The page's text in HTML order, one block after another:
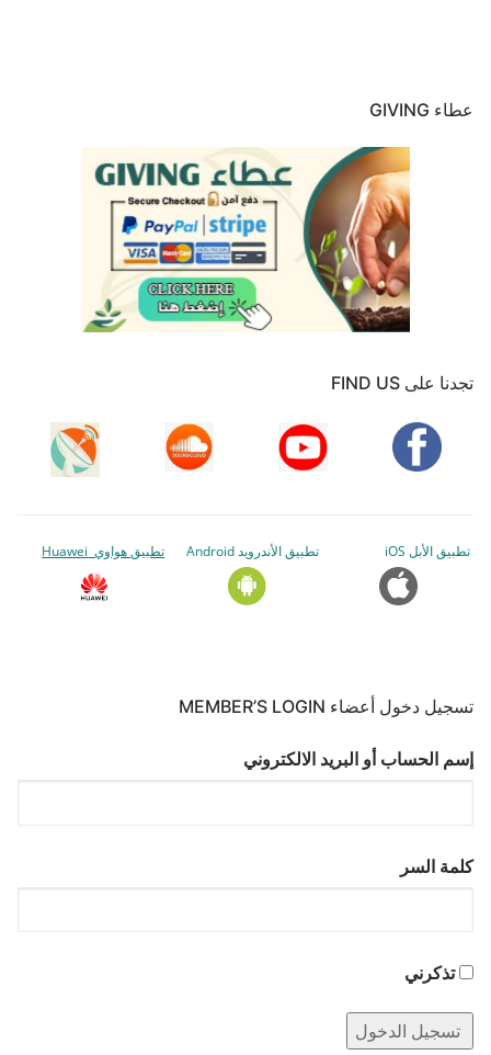
عطاء GIVING
تجدنا على FIND US
تطبيق الأبل iOS تطبيق الأندرويد Android تطبيق هواوي Huawei
تسجيل دخول أعضاء MEMBER’S LOGIN
إسم الحساب أو البريد الالكتروني
كلمة السر
تذكرني